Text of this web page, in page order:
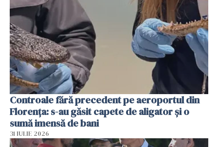
Controale fără precedent pe aeroportul din
Florența: s-au găsit capete de aligator și o
sumă imensă de bani
31 IULIE 2026